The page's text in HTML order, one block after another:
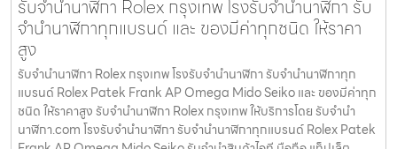
รับจำนำนาฬิกา Rolex กรุงเทพ โรงรับจำนำนาฬิกา รับ
จำนำนาฬิกาทุกแบรนด์ และ ของมีค่าทุกชนิด ให้ราคา
สูง
รับจำนำนาฬิกา Rolex กรุงเทพ โรงรับจำนำนาฬิกา รับจำนำนาฬิกาทุก
แบรนด์ Rolex Patek Frank AP Omega Mido Seiko และ ของมีค่าทุก
ชนิด ให้ราคาสูง รับจำนำนาฬิกา Rolex กรุงเทพ ให้บริการโดย รับจํานํา
นาฬิกา.com โรงรับจำนำนาฬิกา รับจำนำนาฬิกาทุกแบรนด์ Rolex Patek